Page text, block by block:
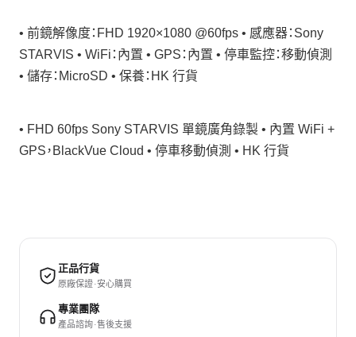
• 前鏡解像度：FHD 1920×1080 @60fps • 感應器：Sony
STARVIS • WiFi：內置 • GPS：內置 • 停車監控：移動偵測
• 儲存：MicroSD • 保養：HK 行貨
• FHD 60fps Sony STARVIS 單鏡廣角錄製 • 內置 WiFi +
GPS，BlackVue Cloud • 停車移動偵測 • HK 行貨
正品行貨
原廠保證 · 安心購買
專業團隊
產品諮詢 · 售後支援